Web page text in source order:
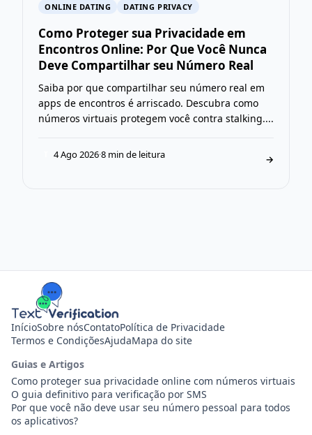
ONLINE DATING DATING PRIVACY
Como Proteger sua Privacidade em
Encontros Online: Por Que Você Nunca
Deve Compartilhar seu Número Real
Saiba por que compartilhar seu número real em
apps de encontros é arriscado. Descubra como
números virtuais protegem você contra stalking....
4 Ago 2026·8 min de leitura →
InícioSobre nósContatoPolítica de Privacidade
Termos e CondiçõesAjudaMapa do site
Guias e Artigos
Como proteger sua privacidade online com números virtuais
O guia definitivo para verificação por SMS
Por que você não deve usar seu número pessoal para todos
os aplicativos?